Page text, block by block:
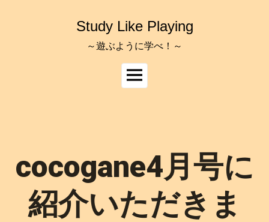
Study Like Playing
～遊ぶように学べ！～
メ
イ
ー
cocogane4月号に
紹介いただきま